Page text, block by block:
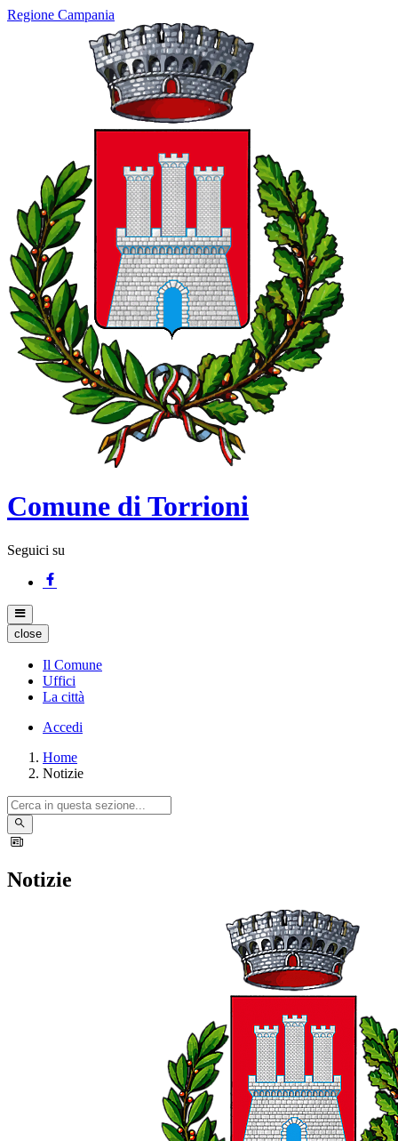
Regione Campania
Comune di Torrioni
Seguici su
close
Il Comune
Uffici
La città
Accedi
Home
Notizie
Notizie